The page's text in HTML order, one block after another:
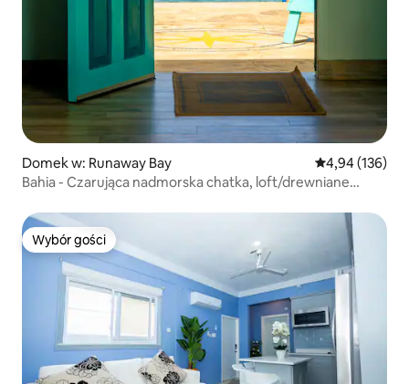
Domek w: Runaway Bay Średnia
4,94 (136)
Bahia - Czarująca nadmorska chatka, loft/drewniane
Wybór gości
Wybór gości